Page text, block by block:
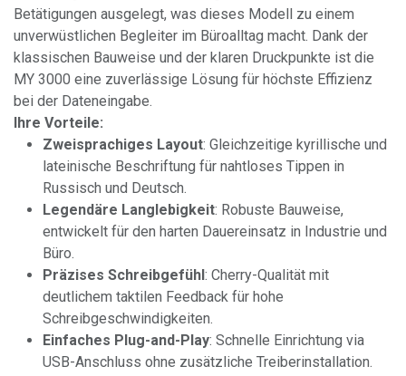
Betätigungen ausgelegt, was dieses Modell zu einem
unverwüstlichen Begleiter im Büroalltag macht. Dank der
klassischen Bauweise und der klaren Druckpunkte ist die
MY 3000 eine zuverlässige Lösung für höchste Effizienz
bei der Dateneingabe.
Ihre Vorteile:
Zweisprachiges Layout: Gleichzeitige kyrillische und
lateinische Beschriftung für nahtloses Tippen in
Russisch und Deutsch.
Legendäre Langlebigkeit: Robuste Bauweise,
entwickelt für den harten Dauereinsatz in Industrie und
Büro.
Präzises Schreibgefühl : Cherry-Qualität mit
deutlichem taktilen Feedback für hohe
Schreibgeschwindigkeiten.
Einfaches Plug-and-Play: Schnelle Einrichtung via
USB-Anschluss ohne zusätzliche Treiberinstallation.